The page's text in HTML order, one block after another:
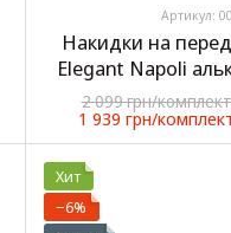
Артикул:
Накидки на
Elegant Napoli
2 099 грн/комплект
1 939 грн/
Хит
−6%